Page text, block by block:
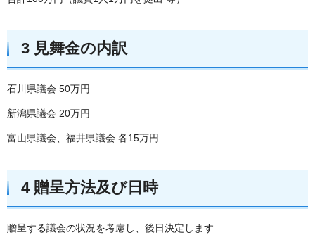
3 見舞金の内訳
石川県議会 50万円
新潟県議会 20万円
富山県議会、福井県議会 各15万円
4 贈呈方法及び日時
贈呈する議会の状況を考慮し、後日決定します